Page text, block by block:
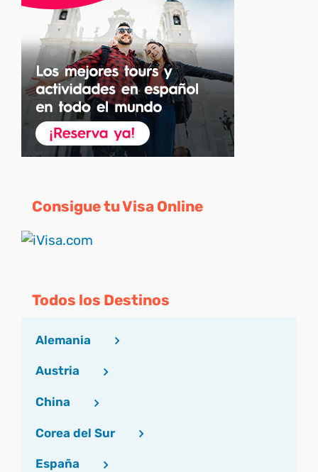
Consigue tu Visa Online
Todos los Destinos
Alemania
Austria
China
Corea del Sur
España